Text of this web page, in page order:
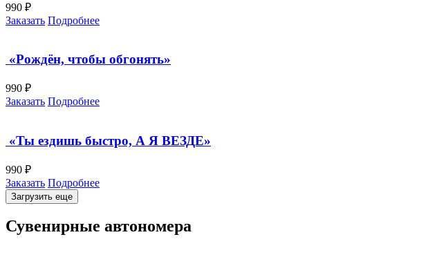
990 ₽
Заказать Подробнее
«Рождён, чтобы обгонять»
990 ₽
Заказать Подробнее
«Ты ездишь быстро, А Я ВЕЗДЕ»
990 ₽
Заказать Подробнее
Загрузить еще
Сувенирные автономера